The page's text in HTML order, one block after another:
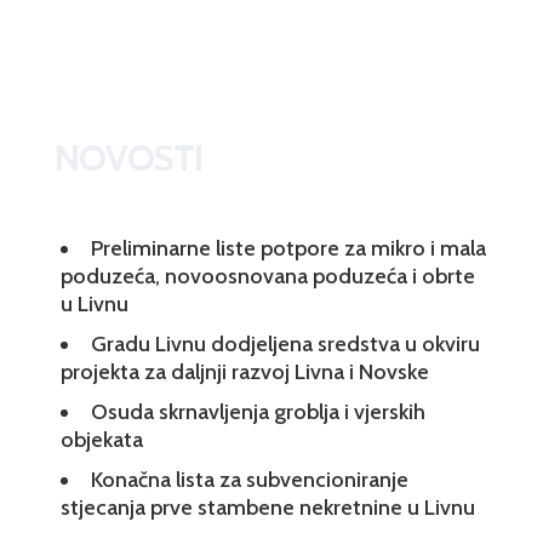
Preliminarne liste potpore za mikro i mala
poduzeća, novoosnovana poduzeća i obrte
u Livnu
Gradu Livnu dodjeljena sredstva u okviru
projekta za daljnji razvoj Livna i Novske
Osuda skrnavljenja groblja i vjerskih
objekata
Konačna lista za subvencioniranje
stjecanja prve stambene nekretnine u Livnu